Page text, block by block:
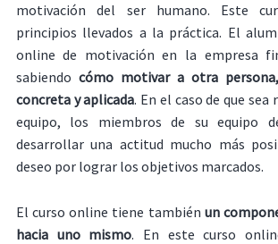
motivación del ser humano. Este
principios llevados a la práctica. El
online de motivación en la empresa
sabiendo cómo motivar a otra
concreta y aplicada. En el caso de que sea
equipo, los miembros de su equipo
desarrollar una actitud mucho más
deseo por lograr los objetivos marcados.
El curso online tiene también un
hacia uno mismo. En este curso